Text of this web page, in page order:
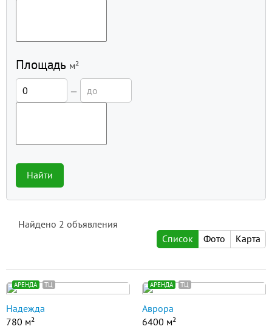
Площадь м²
—
Найти
Найдено 2 объявления
Список
Фото Карта
АРЕНДА ТЦ
Надежда
780 м²
АРЕНДА ТЦ
Аврора
6400 м²